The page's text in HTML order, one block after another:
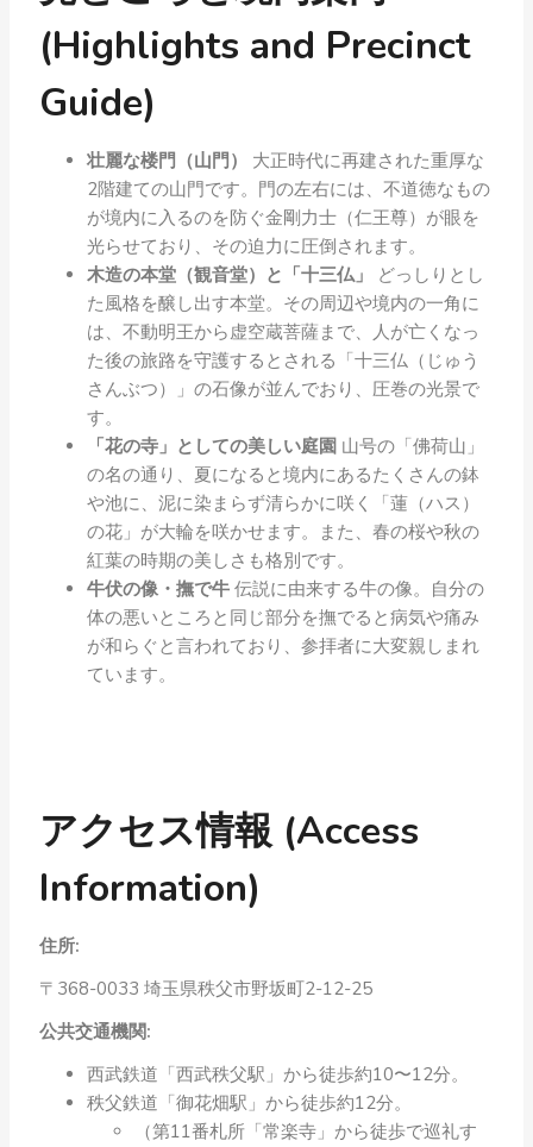
(Highlights and Precinct
Guide)
壮麗な楼門（山門）
大正時代に再建された重厚な
2階建ての山門です。門の左右には、不道徳なもの
が境内に入るのを防ぐ金剛力士（仁王尊）が眼を
光らせており、その迫力に圧倒されます。
木造の本堂（観音堂）と「十三仏」
どっしりとし
た風格を醸し出す本堂。その周辺や境内の一角に
は、不動明王から虚空蔵菩薩まで、人が亡くなっ
た後の旅路を守護するとされる「十三仏（じゅう
さんぶつ）」の石像が並んでおり、圧巻の光景で
す。
「花の寺」としての美しい庭園 山号の「佛荷山」
の名の通り、夏になると境内にあるたくさんの鉢
や池に、泥に染まらず清らかに咲く「蓮（ハス）
の花」が大輪を咲かせます。また、春の桜や秋の
紅葉の時期の美しさも格別です。
牛伏の像・撫で牛 伝説に由来する牛の像。自分の
体の悪いところと同じ部分を撫でると病気や痛み
が和らぐと言われており、参拝者に大変親しまれ
ています。
アクセス情報 (Access
Information)
住所:
〒368-0033 埼玉県秩父市野坂町2-12-25
公共交通機関:
西武鉄道「西武秩父駅」から徒歩約10〜12分。
秩父鉄道「御花畑駅」から徒歩約12分。
（第11番札所「常楽寺」から徒歩で巡礼す